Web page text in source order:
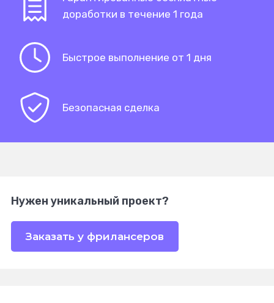
доработки в течение 1 года
Быстрое выполнение от 1 дня
Безопасная сделка
Нужен уникальный проект?
Заказать у фрилансеров